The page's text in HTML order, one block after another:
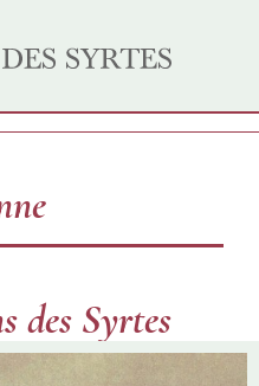
des Syrtes